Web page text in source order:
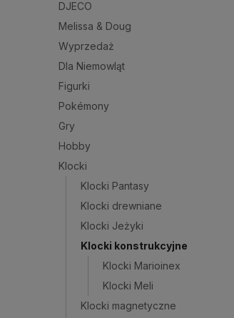
DJECO
Melissa & Doug
Wyprzedaż
Dla Niemowląt
Figurki
Pokémony
Gry
Hobby
Klocki
Klocki Pantasy
Klocki drewniane
Klocki Jeżyki
Klocki konstrukcyjne
Klocki Marioinex
Klocki Meli
Klocki magnetyczne